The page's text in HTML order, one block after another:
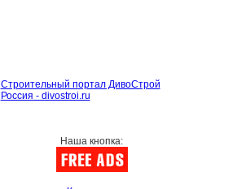
Строительный портал ДивоСтрой
Россия - divostroi.ru
Наша кнопка: